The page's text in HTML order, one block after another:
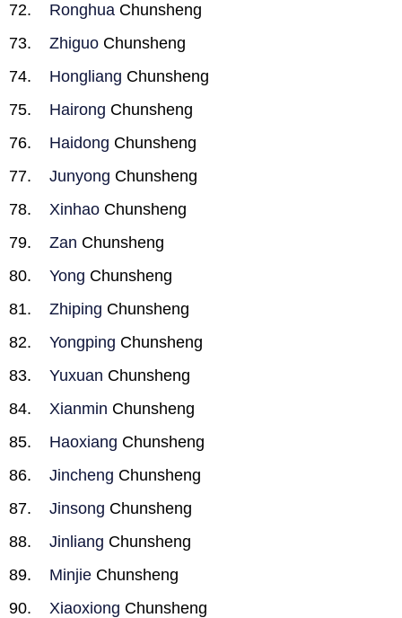
Ronghua Chunsheng
Zhiguo Chunsheng
Hongliang Chunsheng
Hairong Chunsheng
Haidong Chunsheng
Junyong Chunsheng
Xinhao Chunsheng
Zan Chunsheng
Yong Chunsheng
Zhiping Chunsheng
Yongping Chunsheng
Yuxuan Chunsheng
Xianmin Chunsheng
Haoxiang Chunsheng
Jincheng Chunsheng
Jinsong Chunsheng
Jinliang Chunsheng
Minjie Chunsheng
Xiaoxiong Chunsheng